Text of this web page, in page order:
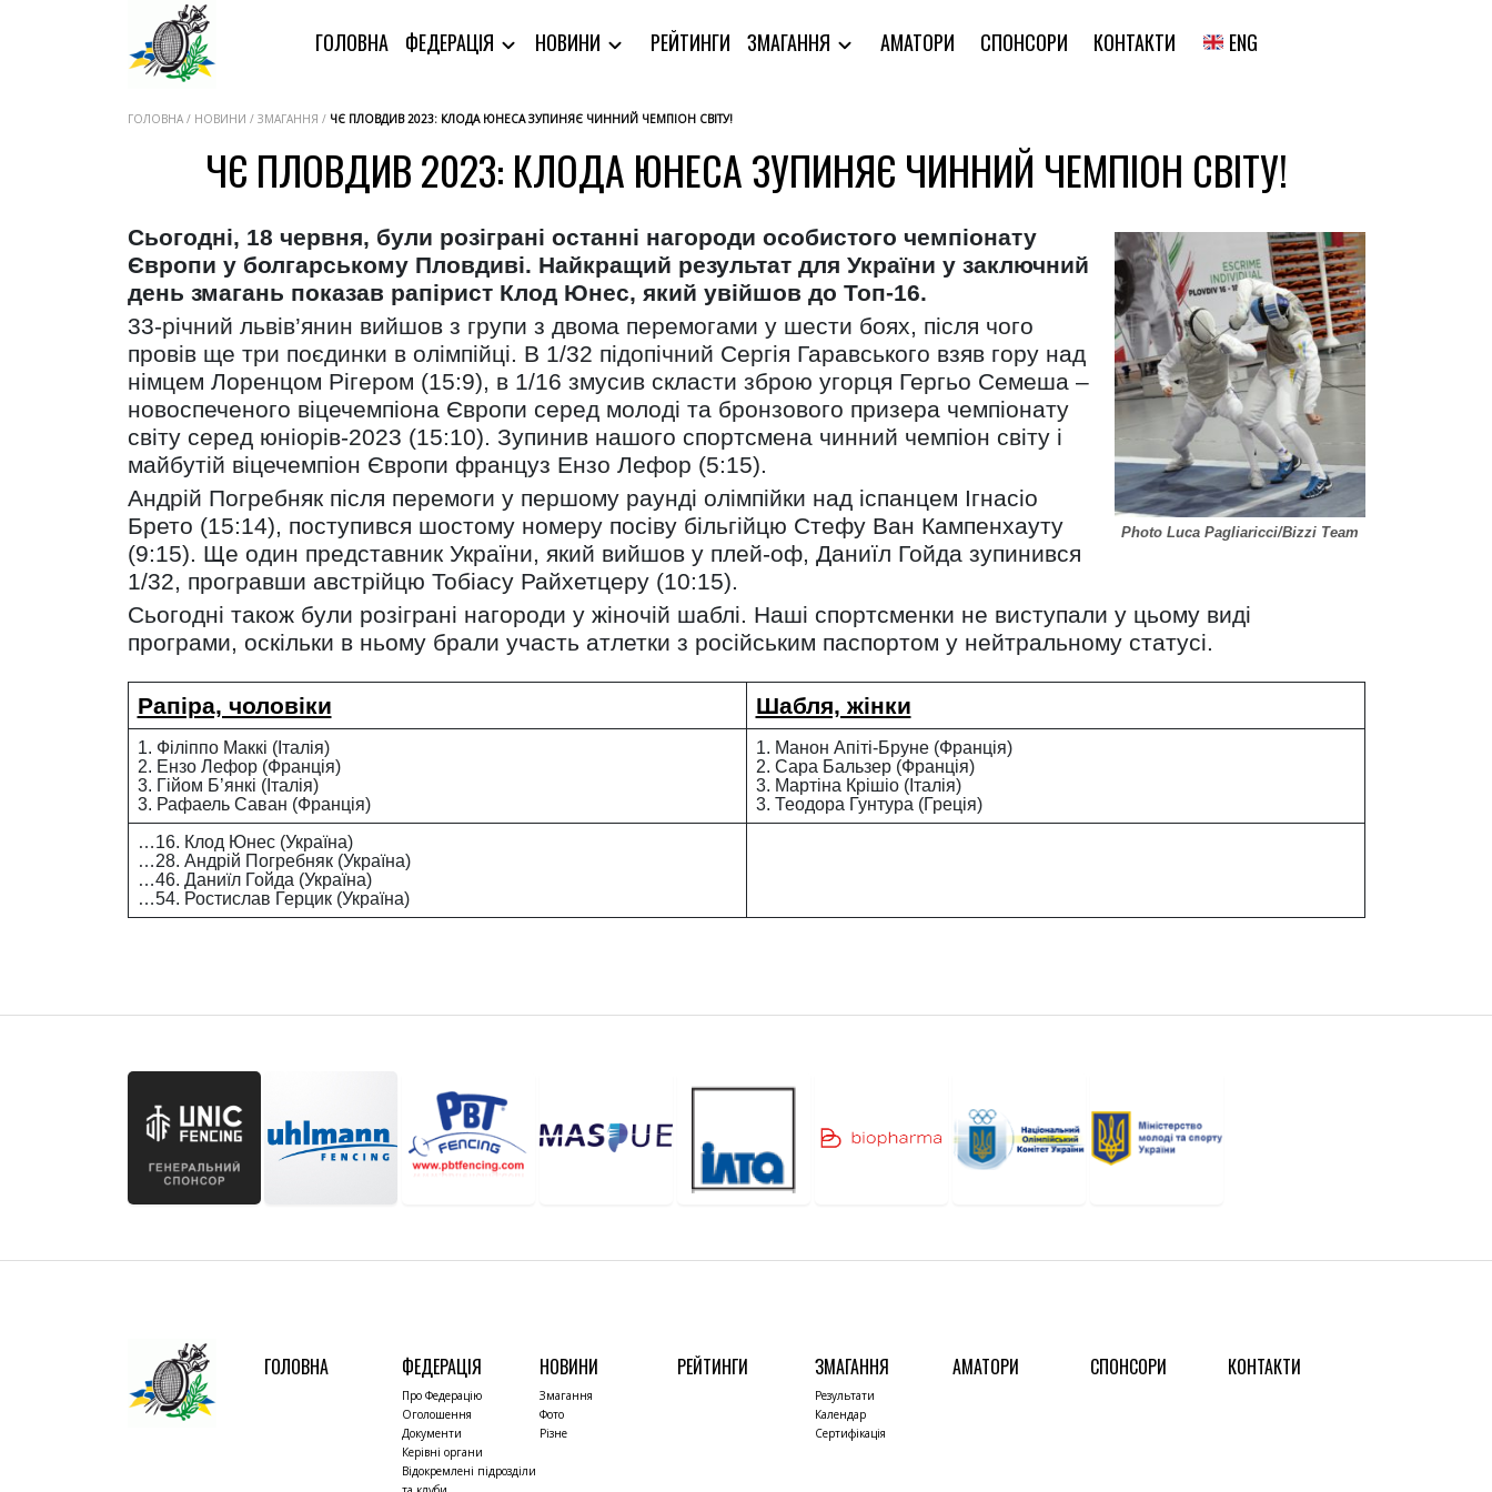
ГОЛОВНА ФЕДЕРАЦІЯ НОВИНИ РЕЙТИНГИ ЗМАГАННЯ АМАТОРИ СПОНСОРИ КОНТАКТИ ENG
ГОЛОВНА / НОВИНИ / ЗМАГАННЯ / ЧЄ ПЛОВДИВ 2023: КЛОДА ЮНЕСА ЗУПИНЯЄ ЧИННИЙ ЧЕМПІОН СВІТУ!
ЧЄ ПЛОВДИВ 2023: КЛОДА ЮНЕСА ЗУПИНЯЄ ЧИННИЙ ЧЕМПІОН СВІТУ!
Photo Luca Pagliaricci/Bizzi Team
Сьогодні, 18 червня, були розіграні останні нагороди особистого чемпіонату
Європи у болгарському Пловдиві. Найкращий результат для України у заключний
день змагань показав рапірист Клод Юнес, який увійшов до Топ-16.
33-річний львів’янин вийшов з групи з двома перемогами у шести боях, після чого
провів ще три поєдинки в олімпійці. В 1/32 підопічний Сергія Гаравського взяв гору над
німцем Лоренцом Рігером (15:9), в 1/16 змусив скласти зброю угорця Гергьо Семеша –
новоспеченого віцечемпіона Європи серед молоді та бронзового призера чемпіонату
світу серед юніорів-2023 (15:10). Зупинив нашого спортсмена чинний чемпіон світу і
майбутій віцечемпіон Європи француз Ензо Лефор (5:15).
Андрій Погребняк після перемоги у першому раунді олімпійки над іспанцем Ігнасіо
Брето (15:14), поступився шостому номеру посіву більгійцю Стефу Ван Кампенхауту
(9:15). Ще один представник України, який вийшов у плей-оф, Даниїл Гойда зупинився
1/32, програвши австрійцю Тобіасу Райхетцеру (10:15).
Сьогодні також були розіграні нагороди у жіночій шаблі. Наші спортсменки не виступали у цьому виді
програми, оскільки в ньому брали участь атлетки з російським паспортом у нейтральному статусі.
Рапіра, чоловіки Шабля, жінки
1. Філіппо Маккі (Італія)
2. Ензо Лефор (Франція)
3. Гійом Б’янкі (Італія)
3. Рафаель Саван (Франція)
1. Манон Апіті-Бруне (Франція)
2. Сара Бальзер (Франція)
3. Мартіна Крішіо (Італія)
3. Теодора Гунтура (Греція)
…16. Клод Юнес (Україна)
…28. Андрій Погребняк (Україна)
…46. Даниїл Гойда (Україна)
…54. Ростислав Герцик (Україна)
ГОЛОВНА ФЕДЕРАЦІЯ
Про Федерацію
Оголошення
Документи
Керівні органи
Відокремлені підрозділи
НОВИНИ
Змагання
Фото
Різне
РЕЙТИНГИ ЗМАГАННЯ
Результати
Календар
Сертифікація
АМАТОРИ СПОНСОРИ КОНТАКТИ